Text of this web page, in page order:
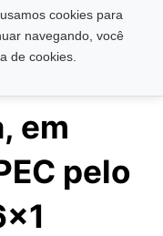
cookies para
navegando, você
de cookies.
em
pelo